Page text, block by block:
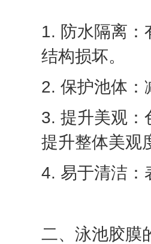
1. 防水隔离：
结构损坏。
2. 保护池体：
3. 提升美观：
提升整体美观
4. 易于清洁：
二、泳池胶膜